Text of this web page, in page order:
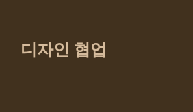
디자인 협업